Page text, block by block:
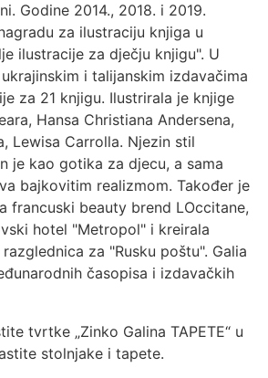
Godine 2014., 2018. i 2019.
za ilustraciju knjiga u
ilustracije za dječju knjigu". U
i talijanskim izdavačima
za 21 knjigu. Ilustrirala je knjige
Hansa Christiana Andersena,
Lewisa Carrolla. Njezin stil
je kao gotika za djecu, a sama
bajkovitim realizmom. Također je
francuski beauty brend LOccitane,
hotel "Metropol" i kreirala
za "Rusku poštu". Galia
časopisa i izdavačkih
tvrtke „Zinko Galina TAPETE“ u
stolnjake i tapete.